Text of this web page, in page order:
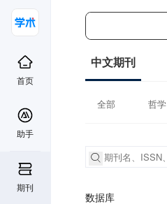
首页
助手
期刊
中文期刊
全部 哲学
数据库